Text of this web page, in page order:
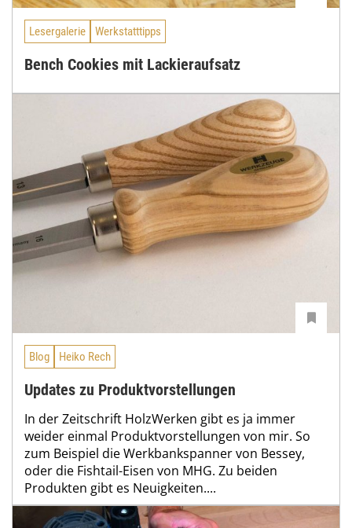
Lesergalerie Werkstatttipps
Bench Cookies mit Lackieraufsatz
Blog Heiko Rech
Updates zu Produktvorstellungen
In der Zeitschrift HolzWerken gibt es ja immer
weider einmal Produktvorstellungen von mir. So
zum Beispiel die Werkbankspanner von Bessey,
oder die Fishtail-Eisen von MHG. Zu beiden
Produkten gibt es Neuigkeiten....